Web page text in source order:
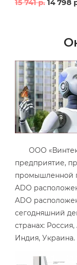
15 741 р. 14 798
ООО «Винтек
предприятие,
промышленной
ADO
ADO
сегодняшний
странах:
Индия, Украина.